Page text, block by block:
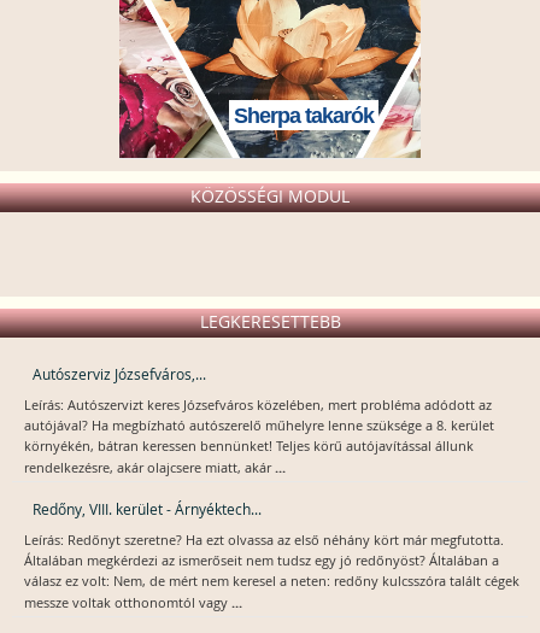
Sherpa takarók
KÖZÖSSÉGI MODUL
LEGKERESETTEBB
Autószerviz Józsefváros,...
Leírás: Autószervizt keres Józsefváros közelében, mert probléma adódott az
autójával? Ha megbízható autószerelő műhelyre lenne szüksége a 8. kerület
környékén, bátran keressen bennünket! Teljes körű autójavítással állunk
rendelkezésre, akár olajcsere miatt, akár...
Redőny, VIII. kerület - Árnyéktech...
Leírás: Redőnyt szeretne? Ha ezt olvassa az első néhány kört már megfutotta.
Általában megkérdezi az ismerőseit nem tudsz egy jó redőnyöst? Általában a
válasz ez volt: Nem, de mért nem keresel a neten: redőny kulcsszóra talált cégek
messze voltak otthonomtól vagy ...